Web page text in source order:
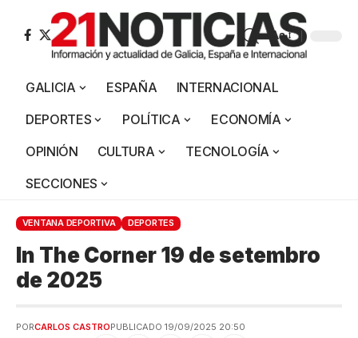
Aa
GALICIA ESPAÑA
INTERNACIONAL
DEPORTES
POLÍTICA
ECONOMÍA
OPINIÓN
CULTURA
TECNOLOGÍA
SECCIONES
VENTANA DEPORTIVA DEPORTES
In The Corner 19 de setembro
de 2025
PORCARLOS CASTROPUBLICADO 19/09/2025 20:50